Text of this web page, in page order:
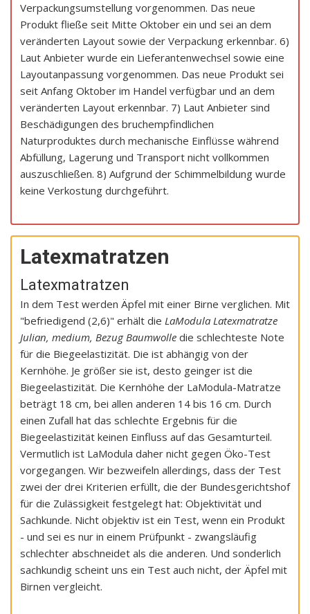
Verpackungsumstellung vorgenommen. Das neue
Produkt fließe seit Mitte Oktober ein und sei an dem
veränderten Layout sowie der Verpackung erkennbar. 6)
Laut Anbieter wurde ein Lieferantenwechsel sowie eine
Layoutanpassung vorgenommen. Das neue Produkt sei
seit Anfang Oktober im Handel verfügbar und an dem
veränderten Layout erkennbar. 7) Laut Anbieter sind
Beschädigungen des bruchempfindlichen
Naturproduktes durch mechanische Einflüsse während
Abfüllung, Lagerung und Transport nicht vollkommen
auszuschließen. 8) Aufgrund der Schimmelbildung wurde
keine Verkostung durchgeführt.
Latexmatratzen
Latexmatratzen
In dem Test werden Äpfel mit einer Birne verglichen. Mit
"befriedigend (2,6)" erhält die LaModula Latexmatratze
Julian, medium, Bezug Baumwolle die schlechteste Note
für die Biegeelastizität. Die ist abhängig von der
Kernhöhe. Je größer sie ist, desto geinger ist die
Biegeelastizität. Die Kernhöhe der LaModula-Matratze
beträgt 18 cm, bei allen anderen 14 bis 16 cm. Durch
einen Zufall hat das schlechte Ergebnis für die
Biegeelastizität keinen Einfluss auf das Gesamturteil.
Vermutlich ist LaModula daher nicht gegen Öko-Test
vorgegangen. Wir bezweifeln allerdings, dass der Test
zwei der drei Kriterien erfüllt, die der Bundesgerichtshof
für die Zulässigkeit festgelegt hat: Objektivität und
Sachkunde. Nicht objektiv ist ein Test, wenn ein Produkt
- und sei es nur in einem Prüfpunkt - zwangsläufig
schlechter abschneidet als die anderen. Und sonderlich
sachkundig scheint uns ein Test auch nicht, der Äpfel mit
Birnen vergleicht.